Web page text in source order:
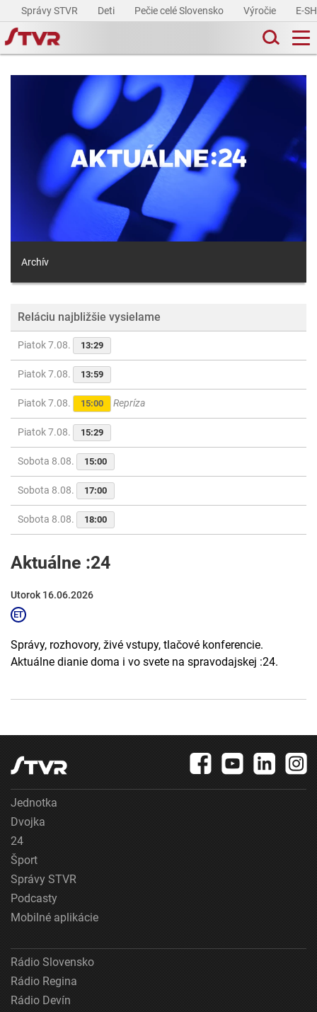
Správy STVR Deti Pečie celé Slovensko Výročie E-
Archív
Reláciu najbližšie vysielame
Piatok 7.08. 13:29
Piatok 7.08. 13:59
Piatok 7.08. 15:00 Repríza
Piatok 7.08. 15:29
Sobota 8.08. 15:00
Sobota 8.08. 17:00
Sobota 8.08. 18:00
Aktuálne :24
Utorok 16.06.2026
Správy, rozhovory, živé vstupy, tlačové konferencie.
Aktuálne dianie doma i vo svete na spravodajskej :24.
Jednotka
Dvojka
24
Šport
Správy STVR
Podcasty
Mobilné aplikácie
Rádio Slovensko
Rádio Regina
Rádio Devín